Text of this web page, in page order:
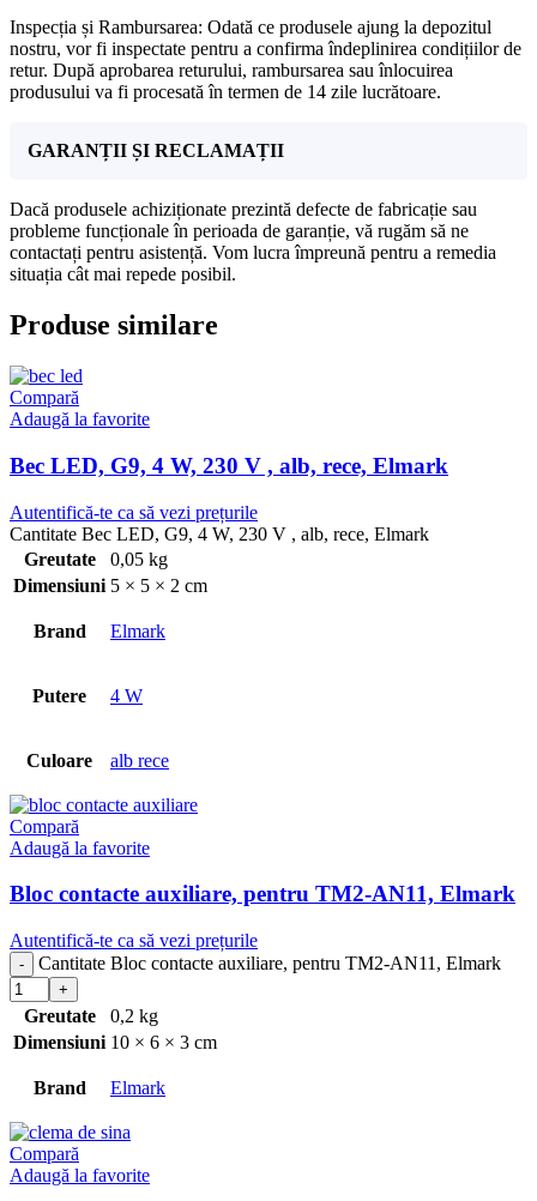
Inspecția și Rambursarea: Odată ce produsele ajung la depozitul
nostru, vor fi inspectate pentru a confirma îndeplinirea condițiilor de
retur. După aprobarea returului, rambursarea sau înlocuirea
produsului va fi procesată în termen de 14 zile lucrătoare.
GARANȚII ȘI RECLAMAȚII
Dacă produsele achiziționate prezintă defecte de fabricație sau
probleme funcționale în perioada de garanție, vă rugăm să ne
contactați pentru asistență. Vom lucra împreună pentru a remedia
situația cât mai repede posibil.
Produse similare
Compară
Adaugă la favorite
Bec LED, G9, 4 W, 230 V , alb, rece, Elmark
Autentifică-te ca să vezi prețurile
Cantitate Bec LED, G9, 4 W, 230 V , alb, rece, Elmark
Greutate
0,05 kg
Dimensiuni 5 × 5 × 2 cm
Brand Elmark
Putere 4 W
Culoare alb rece
Compară
Adaugă la favorite
Bloc contacte auxiliare, pentru TM2-AN11, Elmark
Autentifică-te ca să vezi prețurile
Cantitate Bloc contacte auxiliare, pentru TM2-AN11, Elmark
Greutate
0,2 kg
Dimensiuni 10 × 6 × 3 cm
Brand Elmark
Compară
Adaugă la favorite